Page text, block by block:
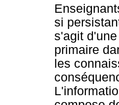
si
s'agit
primaire
les